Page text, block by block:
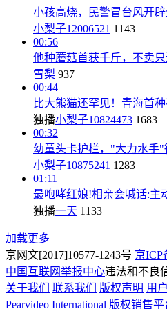
小孩高烧，民警冒台风开
小梨子12006521 1143
00:56
他种蘑菇首获千斤，不卖
雪梨 937
00:44
比大熊猫还罕见！青海首
独播小梨子10824473 1683
00:32
幼童头卡护栏，"大力水手"
小梨子10875241 1283
01:11
最咆哮红娘!相亲会喊话:主
独播一天 1133
加载更多
京网文[2017]10577-1243号 京ICP
中国互联网举报中心违法和不良
关于我们
联系我们 版权声明 用
Pearvideo International 版权销售平